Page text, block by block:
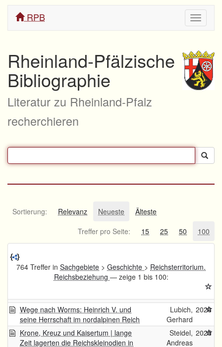
ein/
RPB
Rheinland-Pfälzische
Bibliographie
Literatur zu Rheinland-Pfalz
recherchieren
Sortierung: Relevanz Neueste
Älteste
Treffer pro Seite:
15 25 50 100
764 Treffer in Sachgebiete > Geschichte > Reichsterritorium.
Reichsbeziehung — zeige 1 bis 100:
Wege nach Worms: Heinrich V. und
seine Herrschaft im nordalpinen Reich
Lubich,
Gerhard
2026
Krone, Kreuz und Kaisertum | lange
Zeit lagerten die Reichskleinodien in
Steidel,
Andreas
2025